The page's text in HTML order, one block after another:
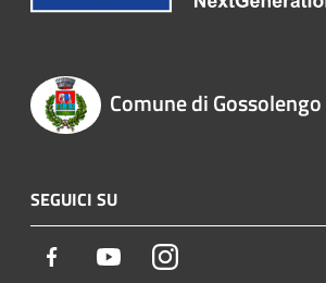
Comune di Gossolengo
SEGUICI SU
Facebook YoutubeInstagram